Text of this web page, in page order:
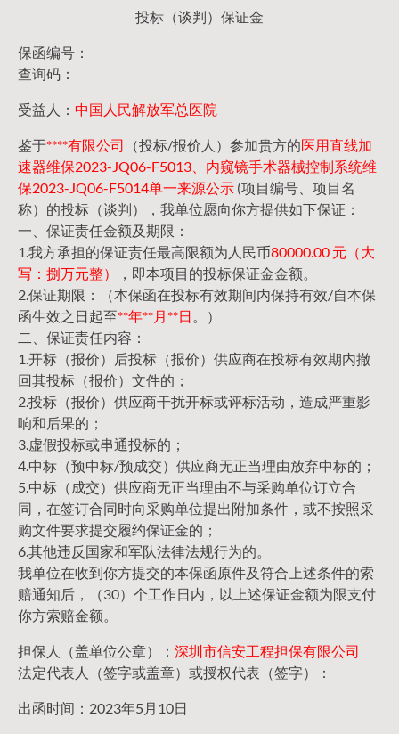
投标（谈判）保证金
保函编号：
查询码：
受益人： 中国人民解放军总医院
鉴于****有限公司 （投标/报价人）参加贵方的医用直线加
速器维保2023-JQ06-F5013、内窥镜手术器械控制系统维
保2023-JQ06-F5014单一来源公示 (项目编号、项目名
称）的投标（谈判），我单位愿向你方提供如下保证：
一、保证责任金额及期限：
1.我方承担的保证责任最高限额为人民币80000.00 元（大
写：捌万元整）
，即本项目的投标保证金金额。
2.保证期限：（本保函在投标有效期间内保持有效/自本保
函生效之日起至**年**月**日 。）
二、保证责任内容：
1.开标（报价）后投标（报价）供应商在投标有效期内撤
回其投标（报价）文件的；
2.投标（报价）供应商干扰开标或评标活动，造成严重影
响和后果的；
3.虚假投标或串通投标的；
4.中标（预中标/预成交）供应商无正当理由放弃中标的；
5.中标（成交）供应商无正当理由不与采购单位订立合
同，在签订合同时向采购单位提出附加条件，或不按照采
购文件要求提交履约保证金的；
6.其他违反国家和军队法律法规行为的。
我单位在收到你方提交的本保函原件及符合上述条件的索
赔通知后，（30）个工作日内，以上述保证金额为限支付
你方索赔金额。
担保人（盖单位公章）： 深圳市信安工程担保有限公司
法定代表人（签字或盖章）或授权代表（签字）：
出函时间：2023年5月10日